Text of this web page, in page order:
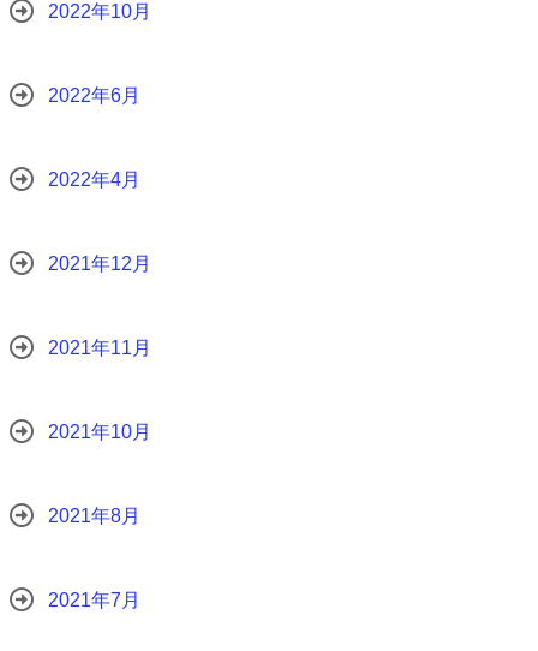
2022年10月
2022年6月
2022年4月
2021年12月
2021年11月
2021年10月
2021年8月
2021年7月